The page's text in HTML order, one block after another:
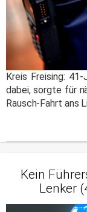
Kreis Freising:
dabei, sorgte für
Rausch-Fahrt ans
Kein
Lenker